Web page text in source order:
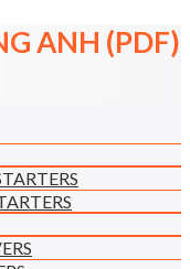
ANH (PDF)